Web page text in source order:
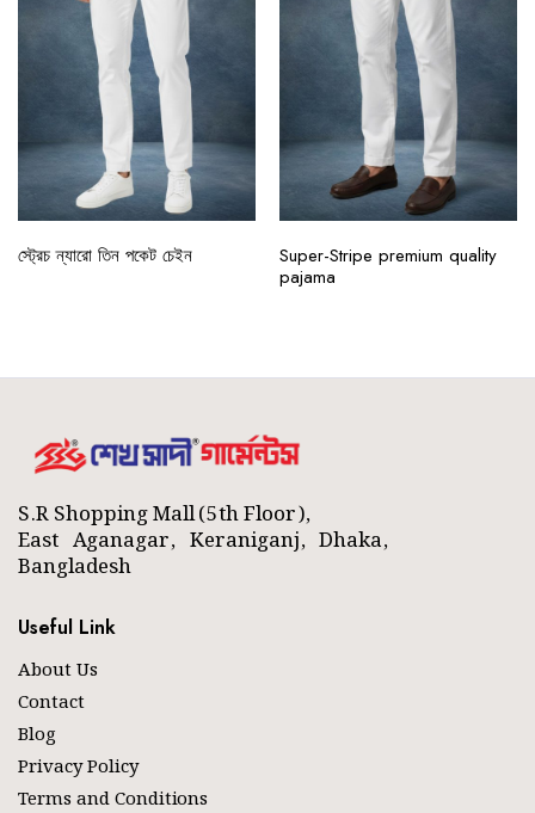
স্ট্রেচ ন্যারো তিন পকেট চেইন
Super-Stripe premium quality
pajama
S.R Shopping Mall (5th Floor),
East Aganagar, Keraniganj, Dhaka,
Bangladesh
Useful Link
About Us
Contact
Blog
Privacy Policy
Terms and Conditions